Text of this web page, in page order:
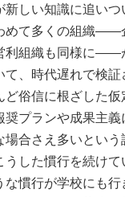
新しい知識に追いつ
めて多くの組織――
利組織も同様に――
て、時代遅れで検
ど俗信に根ざした仮
奨プランや成果主
場合さえ多いという
うした慣行を続け
な慣行が学校にも